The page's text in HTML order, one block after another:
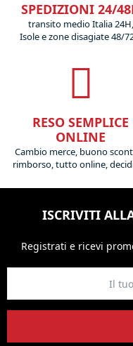
SPEDIZIONI 24/
transito medio Italia 24H,
Isole e zone disagiate 48/
RESO SEMPLICE
ONLINE
Cambio merce, buono
rimborso, tutto online,
ISCRIVITI
Registrati e ricevi